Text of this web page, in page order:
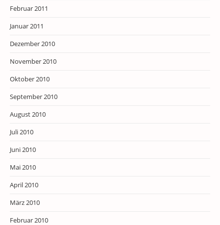
Februar 2011
Januar 2011
Dezember 2010
November 2010
Oktober 2010
September 2010
August 2010
Juli 2010
Juni 2010
Mai 2010
April 2010
März 2010
Februar 2010